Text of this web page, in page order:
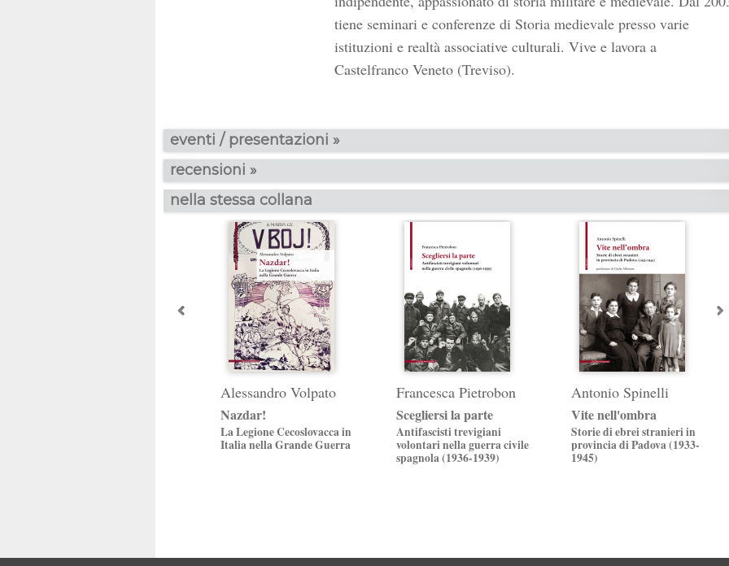
tiene seminari e conferenze di Storia medievale presso varie
istituzioni e realtà associative culturali. Vive e lavora a
Castelfranco Veneto (Treviso).
eventi / presentazioni »
recensioni »
nella stessa collana
Alessandro Volpato
Nazdar!
La Legione Cecoslovacca in
Italia nella Grande Guerra
Francesca Pietrobon
Scegliersi la parte
Antifascisti trevigiani
volontari nella guerra civile
spagnola (1936-1939)
Antonio Spinelli
Vite nell'ombra
Storie di ebrei stranieri in
provincia di Padova (1933-
1945)